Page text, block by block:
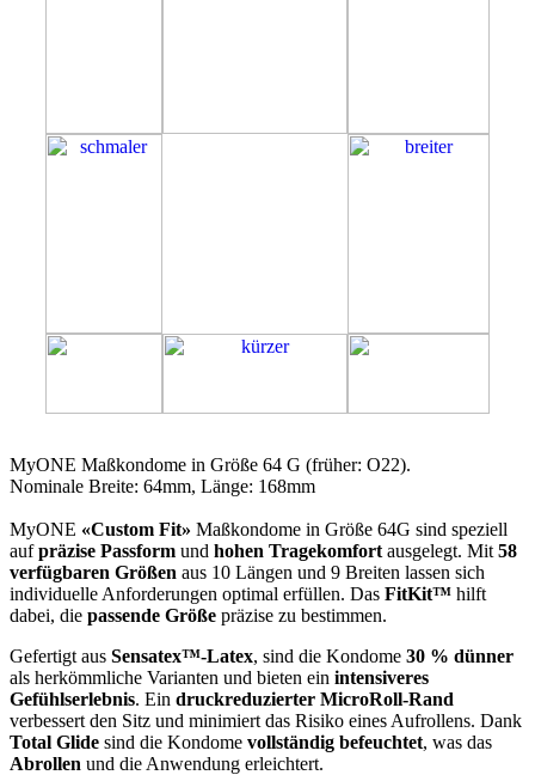
MyONE Maßkondome in Größe 64 G (früher: O22).
Nominale Breite: 64mm, Länge: 168mm
MyONE «Custom Fit» Maßkondome in Größe 64G sind speziell
aufpräzise Passform und hohen Tragekomfort ausgelegt. Mit 58
verfügbaren Größen aus 10 Längen und 9 Breiten lassen sich
individuelle Anforderungen optimal erfüllen. Das FitKit™ hilft
dabei, die passende Größe präzise zu bestimmen.
Gefertigt aus Sensatex™-Latex, sind die Kondome 30 % dünner
als herkömmliche Varianten und bieten ein intensiveres
Gefühlserlebnis. Ein druckreduzierter MicroRoll-Rand
verbessert den Sitz und minimiert das Risiko eines Aufrollens. Dank
Total Glide sind die Kondome vollständig befeuchtet, was das
Abrollen und die Anwendung erleichtert.